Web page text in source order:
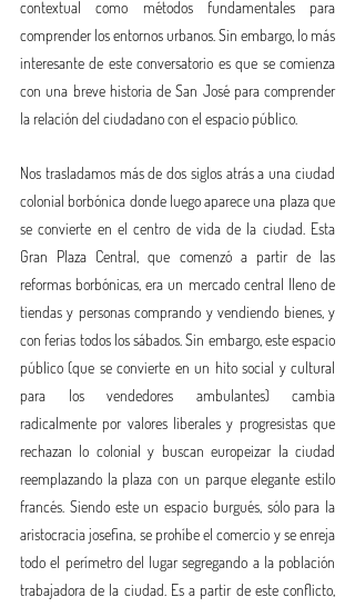
contextual como métodos fundamentales para
comprender los entornos urbanos. Sin embargo, lo más
interesante de este conversatorio es que se comienza
con una breve historia de San José para comprender
la relación del ciudadano con el espacio público.
Nos trasladamos más de dos siglos atrás a una ciudad
colonial borbónica donde luego aparece una plaza que
se convierte en el centro de vida de la ciudad. Esta
Gran Plaza Central, que comenzó a partir de las
reformas borbónicas, era un mercado central lleno de
tiendas y personas comprando y vendiendo bienes, y
con ferias todos los sábados. Sin embargo, este espacio
público (que se convierte en un hito social y cultural
para los vendedores ambulantes) cambia
radicalmente por valores liberales y progresistas que
rechazan lo colonial y buscan europeizar la ciudad
reemplazando la plaza con un parque elegante estilo
francés. Siendo este un espacio burgués, sólo para la
aristocracia josefina, se prohíbe el comercio y se enreja
todo el perímetro del lugar segregando a la población
trabajadora de la ciudad. Es a partir de este conflicto,